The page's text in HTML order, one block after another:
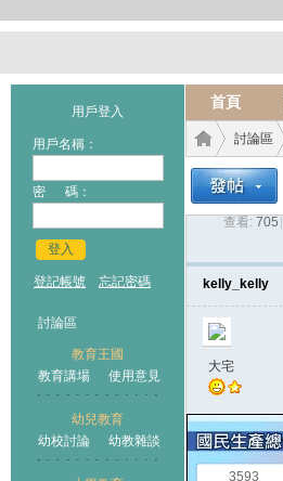
用戶登入
用戶名稱：
密 碼：
登入
登記帳號 忘記密碼
討論區
教育王國
教育講場
使用意見
幼兒教育
幼校討論
幼教雜談
首頁
王國
討論區
›
查看: 705
kelly_kelly
大宅
3593